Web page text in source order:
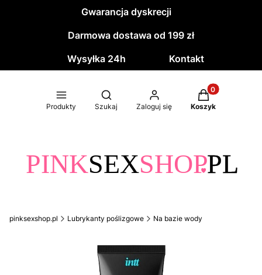
Gwarancja dyskrecji
Darmowa dostawa od 199 zł
Wysyłka 24h
Kontakt
Produkty
Otwórz wyszukiwarkę
Szukaj Zaloguj się
Produkty w
Koszyk
pinksexshop.pl Lubrykanty poślizgowe Na bazie wody